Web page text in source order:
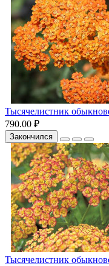
Тысячелистник
790.00 ₽
Закончился
Тысячелистник